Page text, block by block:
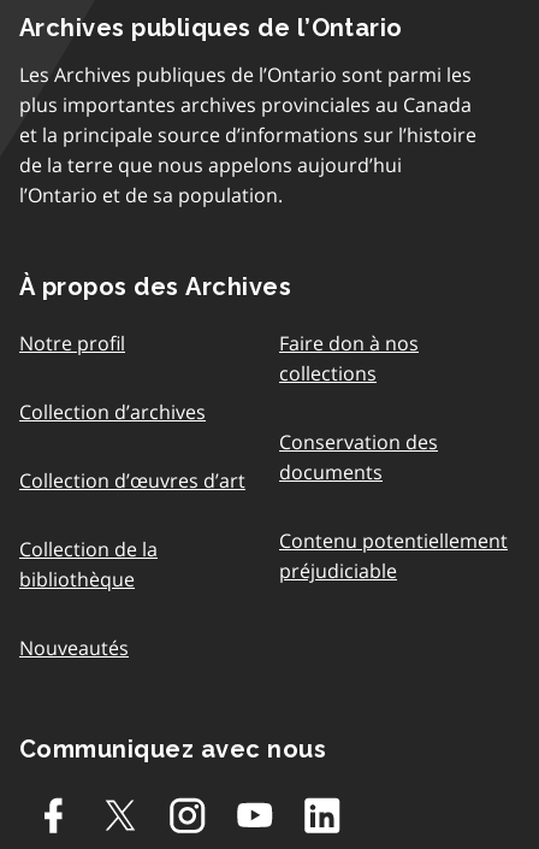
Archives publiques de l’Ontario
Les Archives publiques de l’Ontario sont parmi les
plus importantes archives provinciales au Canada
et la principale source d’informations sur l’histoire
de la terre que nous appelons aujourd’hui
l’Ontario et de sa population.
À propos des Archives
Notre profil
Collection d’archives
Collection d’œuvres d’art
Collection de la
bibliothèque
Nouveautés
Faire don à nos
collections
Conservation des
documents
Contenu potentiellement
préjudiciable
Communiquez avec nous